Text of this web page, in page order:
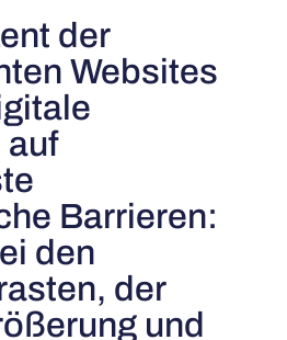
der
Websites
auf
Barrieren:
den
der
und